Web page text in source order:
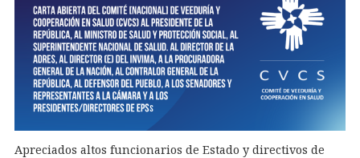
Apreciados altos funcionarios de Estado y directivos de